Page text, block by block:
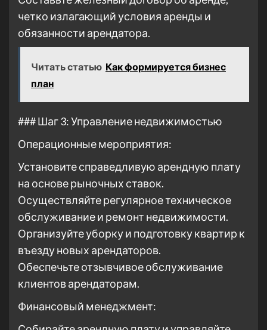
четко излагающий условия аренды и
обязанности арендатора.
Читать статью Как формируется бизнес
план
### Шаг 3: Управление недвижимостью
Операционные мероприятия:
Установите справедливую арендную плату
на основе рыночных ставок.
Осуществляйте регулярное техническое
обслуживание и ремонт недвижимости.
Организуйте уборку и подготовку квартир к
въезду новых арендаторов.
Обеспечьте отзывчивое обслуживание
клиентов арендаторам.
Финансовый менеджмент: